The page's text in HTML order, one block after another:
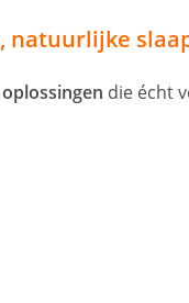
natuurlijke
die écht